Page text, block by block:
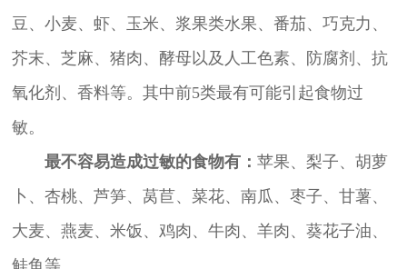
豆、小麦、虾、玉米、浆果类水果、番茄、巧克力、
芥末、芝麻、猪肉、酵母以及人工色素、防腐剂、抗
氧化剂、香料等。其中前5类最有可能引起食物过
敏。
最不容易造成过敏的食物有： 苹果、梨子、胡萝
卜、杏桃、芦笋、莴苣、菜花、南瓜、枣子、甘薯、
大麦、燕麦、米饭、鸡肉、牛肉、羊肉、葵花子油、